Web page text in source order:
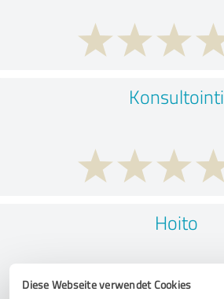
Diese Webseite verwendet Cookies
Konsultointi
Hoito